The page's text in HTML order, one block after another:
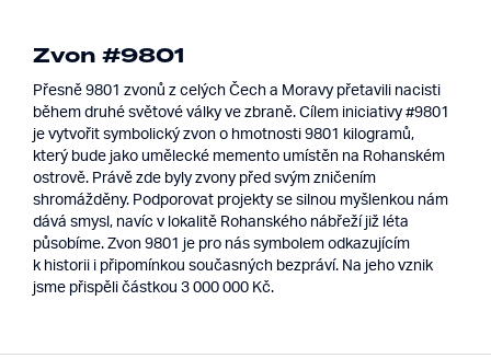
Zvon #9801
Přesně 9801 zvonů z celých Čech a Moravy přetavili nacisti
během druhé světové války ve zbraně. Cílem iniciativy #9801
je vytvořit symbolický zvon o hmotnosti 9801 kilogramů,
který bude jako umělecké memento umístěn na Rohanském
ostrově. Právě zde byly zvony před svým zničením
shromážděny. Podporovat projekty se silnou myšlenkou nám
dává smysl, navíc v lokalitě Rohanského nábřeží již léta
působíme. Zvon 9801 je pro nás symbolem odkazujícím
k historii i připomínkou současných bezpráví. Na jeho vznik
jsme přispěli částkou 3 000 000 Kč.